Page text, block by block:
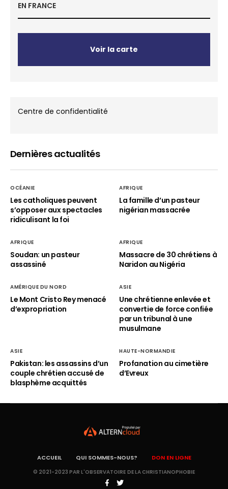
EN FRANCE
Voir la carte
Centre de confidentialité
Dernières actualités
OCÉANIE
Les catholiques peuvent
s’opposer aux spectacles
ridiculisant la foi
AFRIQUE
La famille d’un pasteur
nigérian massacrée
AFRIQUE
Soudan: un pasteur
assassiné
AFRIQUE
Massacre de 30 chrétiens à
Naridon au Nigéria
AMÉRIQUE DU NORD
Le Mont Cristo Rey menacé
d’expropriation
ASIE
Une chrétienne enlevée et
convertie de force confiée
par un tribunal à une
musulmane
ASIE
Pakistan: les assassins d’un
couple chrétien accusé de
blasphème acquittés
HAUTE-NORMANDIE
Profanation au cimetière
d’Evreux
ACCUEIL QUI SOMMES-NOUS? DON EN LIGNE
© 2021-2023 PAR L'OBSERVATOIRE DE LA CHRISTIANOPHOBIE